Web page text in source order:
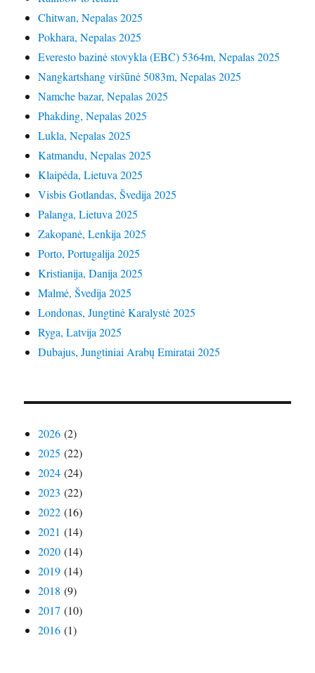
Chitwan, Nepalas 2025
Pokhara, Nepalas 2025
Everesto bazinė stovykla (EBC) 5364m, Nepalas 2025
Nangkartshang viršūnė 5083m, Nepalas 2025
Namche bazar, Nepalas 2025
Phakding, Nepalas 2025
Lukla, Nepalas 2025
Katmandu, Nepalas 2025
Klaipėda, Lietuva 2025
Visbis Gotlandas, Švedija 2025
Palanga, Lietuva 2025
Zakopanė, Lenkija 2025
Porto, Portugalija 2025
Kristianija, Danija 2025
Malmė, Švedija 2025
Londonas, Jungtinė Karalystė 2025
Ryga, Latvija 2025
Dubajus, Jungtiniai Arabų Emiratai 2025
2026 (2)
2025 (22)
2024 (24)
2023 (22)
2022 (16)
2021 (14)
2020 (14)
2019 (14)
2018 (9)
2017 (10)
2016 (1)